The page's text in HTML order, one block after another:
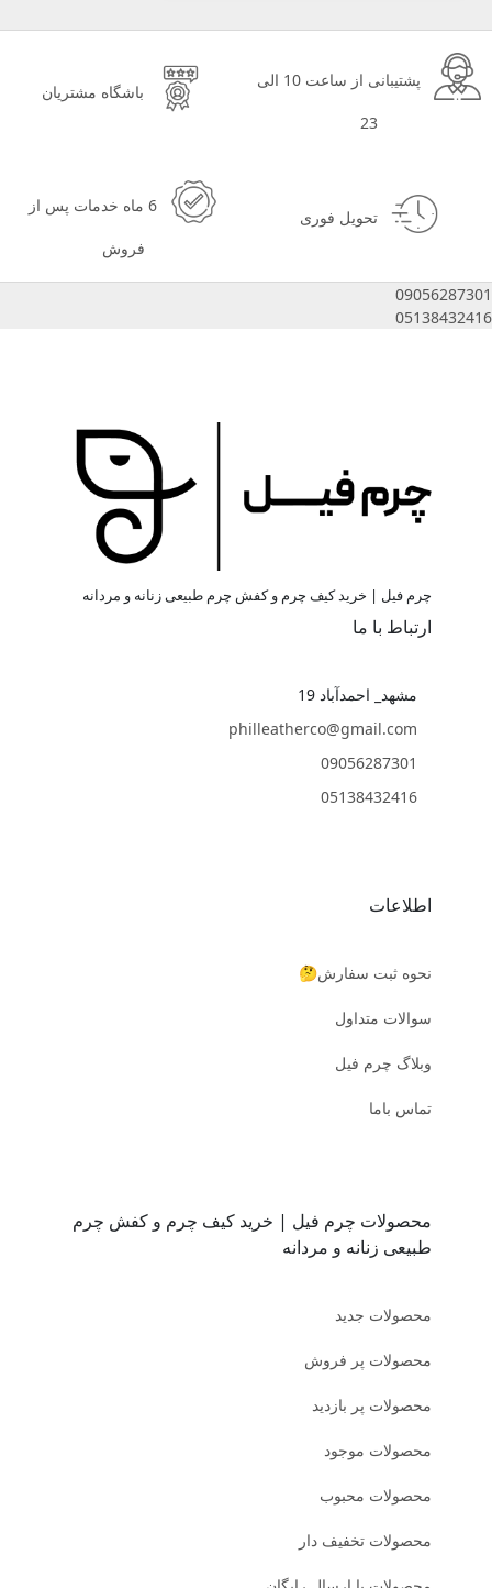
پشتیبانی از ساعت 10 الی
23
باشگاه مشتریان
تحویل فوری
6 ماه خدمات پس از
فروش
09056287301
05138432416
چرم فیل | خرید کیف چرم و کفش چرم طبیعی زنانه و مردانه
ارتباط با ما
مشهد_ احمدآباد 19
philleatherco@gmail.com
09056287301
05138432416
اطلاعات
نحوه ثبت سفارش🤔
سوالات متداول
وبلاگ چرم فیل
تماس باما
محصولات چرم فیل | خرید کیف چرم و کفش چرم
طبیعی زنانه و مردانه
محصولات جدید
محصولات پر فروش
محصولات پر بازدید
محصولات موجود
محصولات محبوب
محصولات تخفیف دار